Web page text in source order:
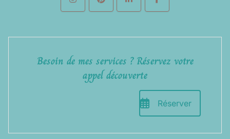
Besoin de mes services ? Réservez votre
appel découverte
Réserver